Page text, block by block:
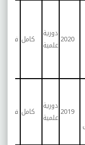
2020 دورية
علمية
كامل في
2019 دورية
علمية
كامل في